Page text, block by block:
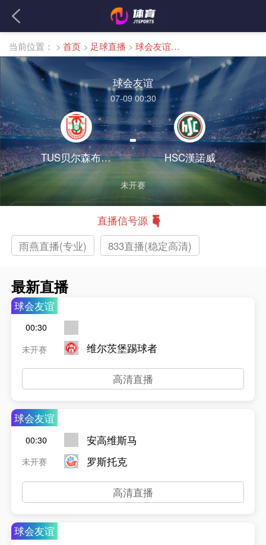
当前位置： > 首页 > 足球直播 > 球会友谊直播
球会友谊
07-09 00:30
TUS贝尔森布吕克
-
HSC漢諾威
未开赛
直播信号源
雨燕直播(专业)
833直播(稳定高清)
最新直播
球会友谊
00:30
未开赛
维尔茨堡踢球者
高清直播
球会友谊
00:30
未开赛
安高维斯马
罗斯托克
高清直播
球会友谊